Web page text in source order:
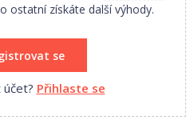
ostatní získáte další výhody.
se
účet? Přihlaste se